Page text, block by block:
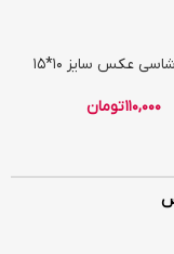
عکس سایز 10*15
110,000تومان